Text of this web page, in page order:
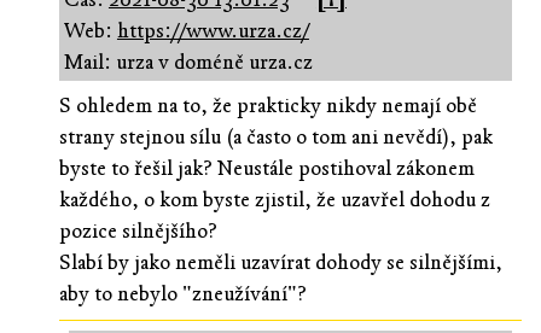
Web: https://www.urza.cz/
Mail: urza v doméně urza.cz
S ohledem na to, že prakticky nikdy nemají obě
strany stejnou sílu (a často o tom ani nevědí), pak
byste to řešil jak? Neustále postihoval zákonem
každého, o kom byste zjistil, že uzavřel dohodu z
pozice silnějšího?
Slabí by jako neměli uzavírat dohody se silnějšími,
aby to nebylo "zneužívání"?